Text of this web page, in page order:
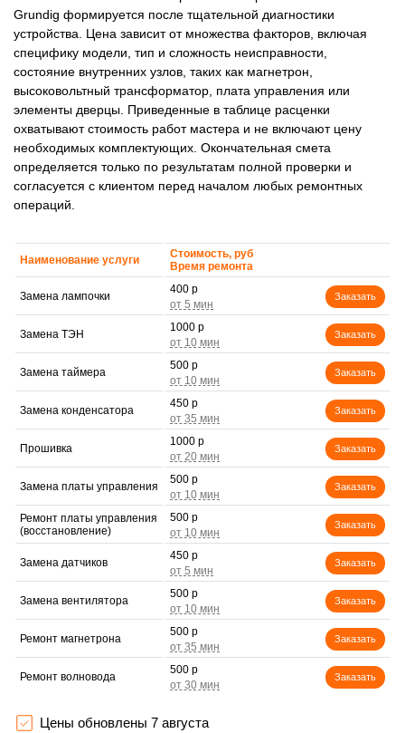
Grundig формируется после тщательной диагностики
устройства. Цена зависит от множества факторов, включая
специфику модели, тип и сложность неисправности,
состояние внутренних узлов, таких как магнетрон,
высоковольтный трансформатор, плата управления или
элементы дверцы. Приведенные в таблице расценки
охватывают стоимость работ мастера и не включают цену
необходимых комплектующих. Окончательная смета
определяется только по результатам полной проверки и
согласуется с клиентом перед началом любых ремонтных
операций.
Наименование услуги
Стоимость, руб
Время ремонта
Замена лампочки
400 р
Заказать
Замена ТЭН
1000 р
Заказать
Замена таймера
500 р
Заказать
Замена конденсатора
450 р
Заказать
Прошивка
1000 р
Заказать
Замена платы управления
500 р
Заказать
Ремонт платы управления
(восстановление)
500 р
Заказать
Замена датчиков
450 р
Заказать
Замена вентилятора
500 р
Заказать
Ремонт магнетрона
500 р
Заказать
Ремонт волновода
500 р
Заказать
режимовЦены обновлены 7 августа